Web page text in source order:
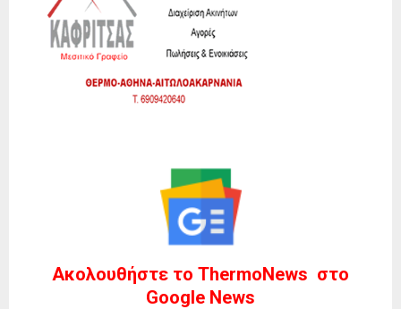
Ακολουθήστε το ThermoNews στο
Google News